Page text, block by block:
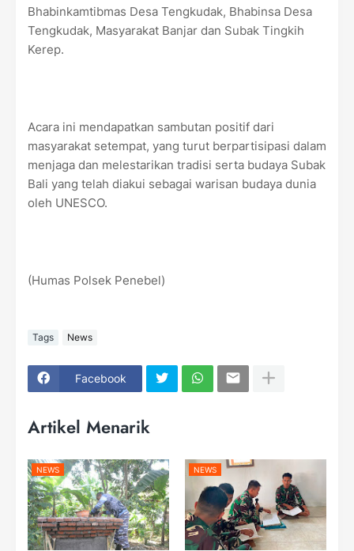
Bhabinkamtibmas Desa Tengkudak, Bhabinsa Desa
Tengkudak, Masyarakat Banjar dan Subak Tingkih
Kerep.
Acara ini mendapatkan sambutan positif dari
masyarakat setempat, yang turut berpartisipasi dalam
menjaga dan melestarikan tradisi serta budaya Subak
Bali yang telah diakui sebagai warisan budaya dunia
oleh UNESCO.
(Humas Polsek Penebel)
Tags News
Facebook
Artikel Menarik
NEWS NEWS